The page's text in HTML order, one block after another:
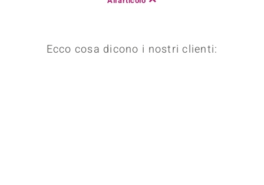
Ecco cosa dicono i nostri clienti: